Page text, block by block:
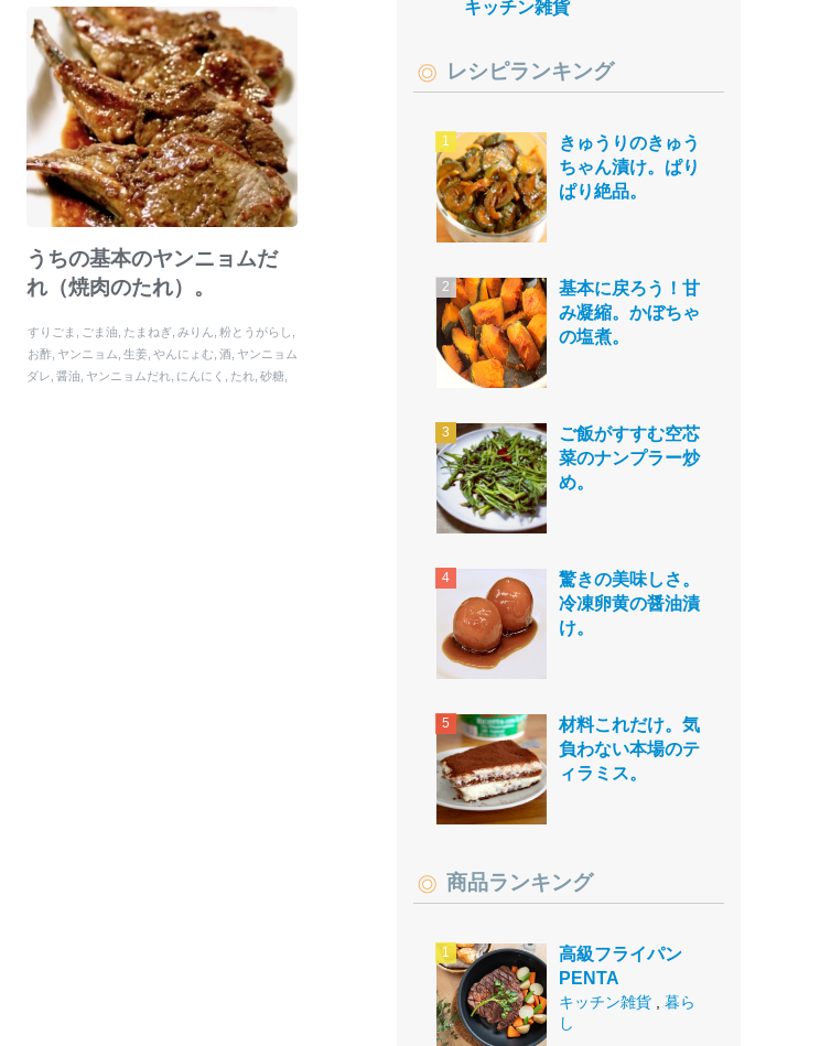
うちの基本のヤンニョムだ
れ（焼肉のたれ）。
すりごま ごま油 たまねぎ みりん
粉とうがらし
お酢 ヤンニョム 生姜 やんにょむ 酒 ヤンニョム
ダレ 醤油 ヤンニョムだれ にんにく たれ
砂糖
キッチン雑貨
レシピランキング
きゅうりのきゅう
ちゃん漬け。ぱり
ぱり絶品。
基本に戻ろう！甘
み凝縮。かぼちゃ
の塩煮。
ご飯がすすむ空芯
菜のナンプラー炒
め。
驚きの美味しさ。
冷凍卵黄の醤油漬
け。
材料これだけ。気
負わない本場のテ
ィラミス。
商品ランキング
高級フライパン
PENTA
キッチン雑貨
暮ら
し